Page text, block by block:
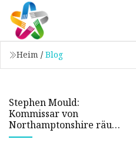
Heim / Blog
Stephen Mould:
Kommissar von
Northamptonshire räumt
„Fehleinschätzung“ ein